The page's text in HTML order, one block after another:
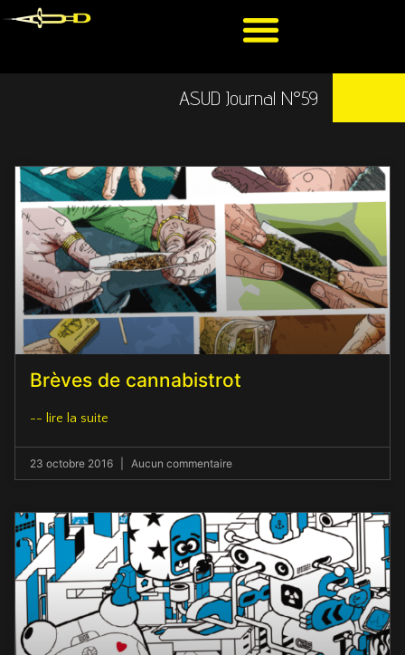
ASUD Journal N°59
Brèves de cannabistrot
-- lire la suite
23 octobre 2016 Aucun commentaire